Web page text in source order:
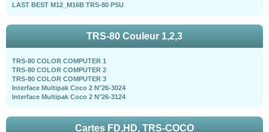
LAST BEST M12_M16B TRS-80 PSU
TRS-80 Couleur 1,2,3
TRS-80 COLOR COMPUTER 1
TRS-80 COLOR COMPUTER 2
TRS-80 COLOR COMPUTER 3
Interface Multipak Coco 2 N°26-3024
Interface Multipak Coco 2 N°26-3124
Cartes FD,HD, TRS-COCO